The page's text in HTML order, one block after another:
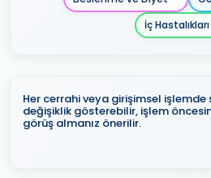
İç Hastalıkları
Her cerrahi veya girişimsel
değişiklik gösterebilir, işlem
görüş almanız önerilir.